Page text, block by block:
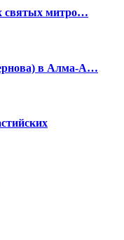
святых митро…
в Алма-А…